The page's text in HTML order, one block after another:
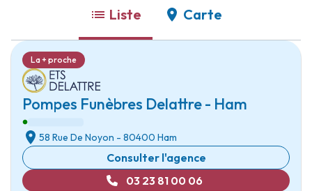
Liste Carte
Pompes Funèbres Delattre - Ham
La + proche
58 Rue De Noyon - 80400 Ham
Consulter l'agence
03 23 81 00 06